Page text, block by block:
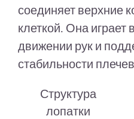
соединяет верхние
клеткой. Она играет
движении рук и
стабильности
Структура
лопатки